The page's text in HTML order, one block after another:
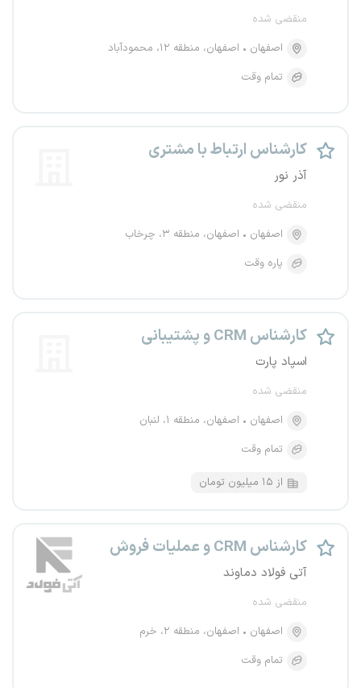
منقضی شده
اصفهان
اصفهان، منطقه ۱۲، محمودآباد
تمام وقت
کارشناس ارتباط با مشتری
آذر نور
منقضی شده
اصفهان
اصفهان، منطقه ۳، چرخاب
پاره وقت
کارشناس CRM و پشتیبانی
اسپاد پارت
منقضی شده
اصفهان
اصفهان، منطقه ۱، لنبان
تمام وقت
از ۱۵ میلیون تومان
کارشناس CRM و عملیات فروش
آتی فولاد دماوند
منقضی شده
اصفهان
اصفهان، منطقه ۲، خرم
تمام وقت